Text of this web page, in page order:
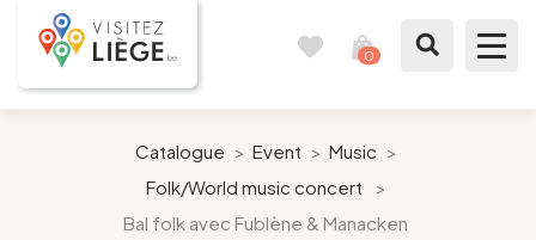
0
Like a citizen of Liège
Catalogue > Event > Music >
Folk/World music concert
>
Bal folk avec Fublène & Manacken